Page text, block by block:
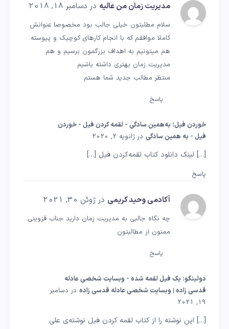
مدیریت زمان من عالیه در دسامبر 18, 2018
سلام مطلبتون خیلی جالب بود مخصوصا عنوانش
کاملا موافقم که با انجام کارهای کوچیک و پیوسته
هم میتونیم به اهداف بزرگمون برسیم و هم
مدیریت زمان بهتری داشته باشیم
منتظر مطالب جدید شما هستم
پاسخ
خوردن فیل؛ به‌همین سادگی - لقمه کردن فیل - خوردن
فیل - به همین سادگی در ژانویه 2, 2020
[…] لینک دانلود کتاب لقمه‌کردن فیل […]
پاسخ
آکادمی وحید کریمی در ژوئن 30, 2021
چه نگاه جالبی به مدیریت زمان دارید جناب قزوینی.
ممنون از مطالبتون
پاسخ
دولینگو: یک فیل لقمه شده - وبسایت شخصی عادله
قدسی زاده | وبسایت شخصی عادله قدسی زاده در دسامبر
19, 2021
[…] این نوشته را از کتاب لقمه کردن فیل نوشته‌ی علی